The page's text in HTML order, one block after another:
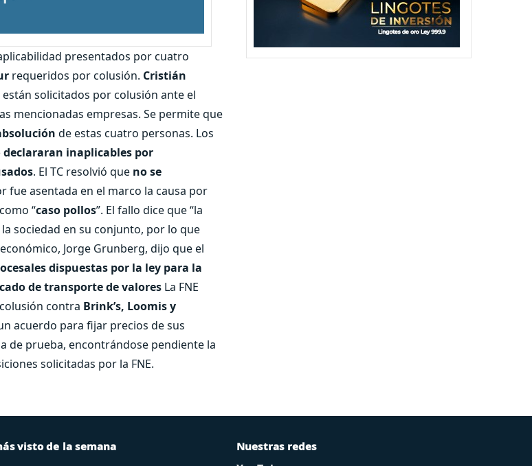
presentados por cuatro
requeridos por colusión. Cristián
están solicitados por colusión ante el
mencionadas empresas. Se permite que
de estas cuatro personas. Los
declararan inaplicables por
. El TC resolvió que no se
fue asentada en el marco la causa por
“caso pollos”. El fallo dice que “la
sociedad en su conjunto, por lo que
Jorge Grunberg, dijo que el
dispuestas por la ley para la
de transporte de valores La FNE
contra Brink’s, Loomis y
acuerdo para fijar precios de sus
de prueba, encontrándose pendiente la
solicitadas por la FNE.
visto de la semana Nuestras redes